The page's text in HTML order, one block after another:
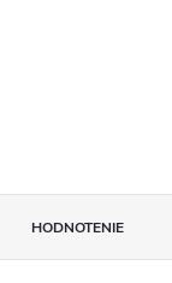
HODNOTENIE